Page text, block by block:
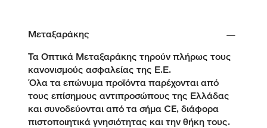
Μεταξαράκης
Τα Οπτικά Μεταξαράκης τηρούν πλήρως τους
κανονισμούς ασφαλείας της Ε.Ε.
Όλα τα επώνυμα προϊόντα παρέχονται από
τους επίσημους αντιπροσώπους της Ελλάδας
και συνοδεύονται από τα σήμα CE, διάφορα
πιστοποιητικά γνησιότητας και την θήκη τους.